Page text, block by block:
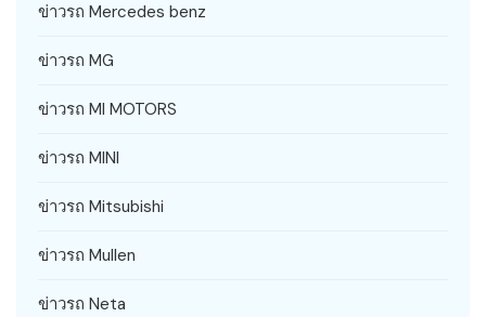
ข่าวรถ Mercedes benz
ข่าวรถ MG
ข่าวรถ MI MOTORS
ข่าวรถ MINI
ข่าวรถ Mitsubishi
ข่าวรถ Mullen
ข่าวรถ Neta